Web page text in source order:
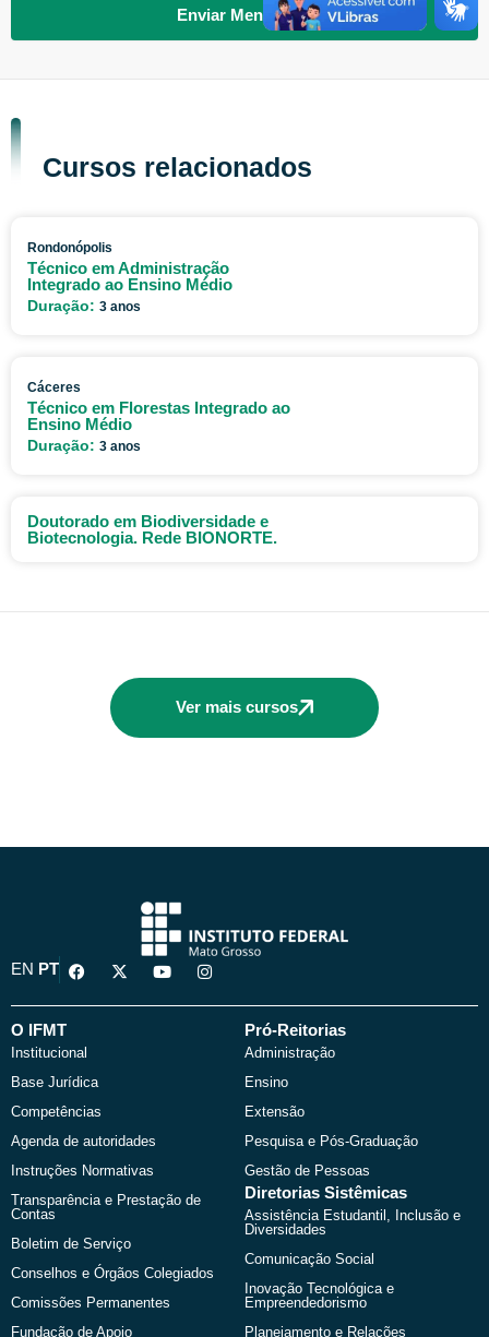
Enviar Mensagem
Cursos relacionados
Rondonópolis
Técnico em Administração
Integrado ao Ensino Médio
Duração: 3 anos
Cáceres
Técnico em Florestas Integrado ao
Ensino Médio
Duração: 3 anos
Doutorado em Biodiversidade e
Biotecnologia. Rede BIONORTE.
Ver mais cursos
EN PT
F
a
e
o
k
X
-
w
Y
o
t
I
n
t
O IFMT
Institucional
Base Jurídica
Competências
Agenda de autoridades
Instruções Normativas
Transparência e Prestação de
Contas
Boletim de Serviço
Conselhos e Órgãos Colegiados
Comissões Permanentes
Fundação de Apoio
Pró-Reitorias
Administração
Ensino
Extensão
Pesquisa e Pós-Graduação
Gestão de Pessoas
Diretorias Sistêmicas
Assistência Estudantil, Inclusão e
Diversidades
Comunicação Social
Inovação Tecnológica e
Empreendedorismo
Planejamento e Relações